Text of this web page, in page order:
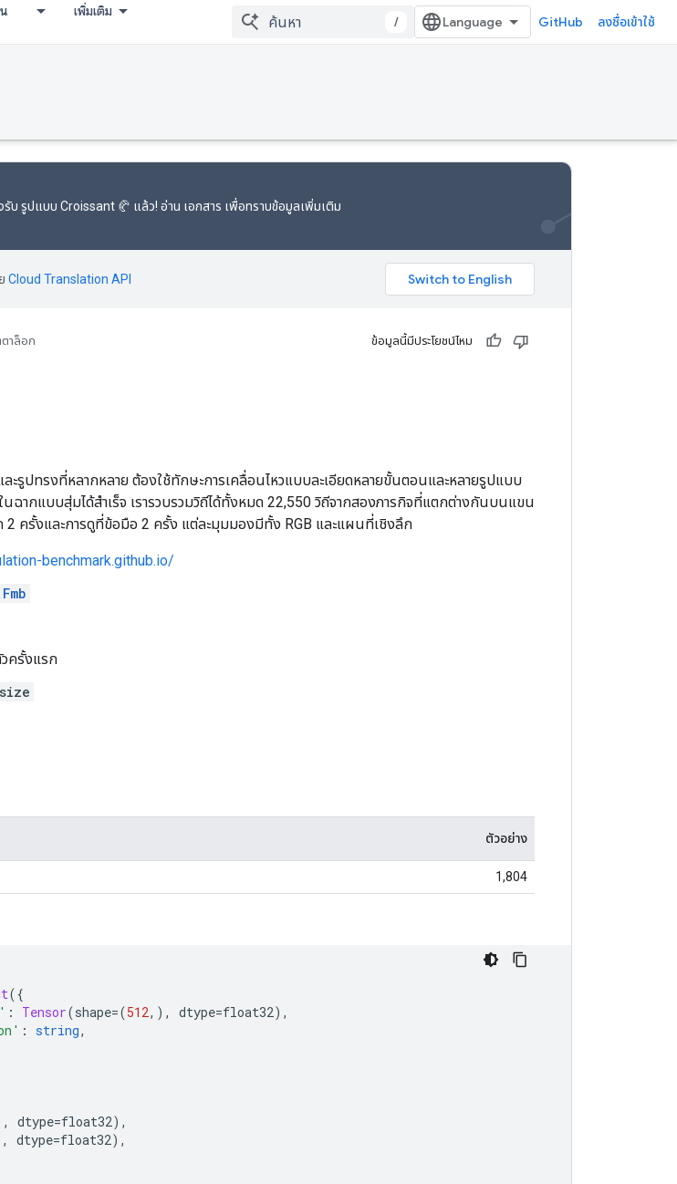
เพิ่มเติม
/ GitHub ลงชื่อเข้าใช้
รับ รูปแบบ Croissant 🥐 แล้ว! อ่าน เอกสาร เพื่อทราบข้อมูลเพิ่มเติม
Cloud Translation API
าล็อก ข้อมูลนี้มีประโยชน์ไหม
ะรูปทรงที่หลากหลาย ต้องใช้ทักษะการเคลื่อนไหวแบบละเอียดหลายขั้นตอนและหลายรูปแบบ
ฉากแบบสุ่มได้สำเร็จ เรารวบรวมวิถีได้ทั้งหมด 22,550 วิถีจากสองภารกิจที่แตกต่างกันบนแขน
2 ครั้งและการดูที่ข้อมือ 2 ครั้ง แต่ละมุมมองมีทั้ง RGB และแผนที่เชิงลึก
benchmark.github.io/
วครั้งแรก
ตัวอย่าง
1,804
({
: Tensor(shape=(512,), dtype=float32),
: string,
dtype=float32),
dtype=float32),